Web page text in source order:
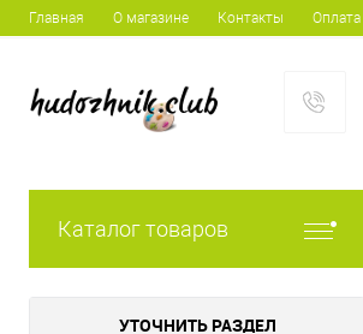
Главная О магазине Контакты Оплата
Каталог товаров
УТОЧНИТЬ РАЗДЕЛ